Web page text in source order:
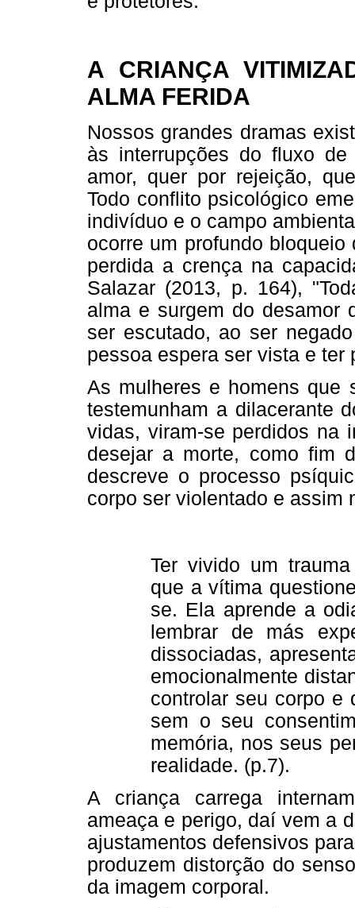
A CRIANÇA
ALMA FERIDA
Nossos grandes dramas
às interrupções do fluxo
amor, quer por rejeição,
Todo conflito psicológico
indivíduo e o campo
ocorre um profundo
perdida a crença na
Salazar (2013, p. 164),
alma e surgem do
ser escutado, ao ser
pessoa espera ser vista e
As mulheres e homens que
testemunham a dilacerante
vidas, viram-se perdidos na
desejar a morte, como fim
descreve o processo
corpo ser violentado e assim
Ter vivido um
que a vítima
se. Ela aprende a
lembrar de más
dissociadas,
emocionalmente
controlar seu corpo e
sem o seu
memória, nos seus
realidade. (p.7).
A criança carrega
ameaça e perigo, daí vem a
ajustamentos defensivos
produzem distorção do
da imagem corporal.